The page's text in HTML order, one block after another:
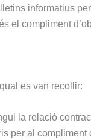
informatius
el compliment
es van recollir:
la relació
per al